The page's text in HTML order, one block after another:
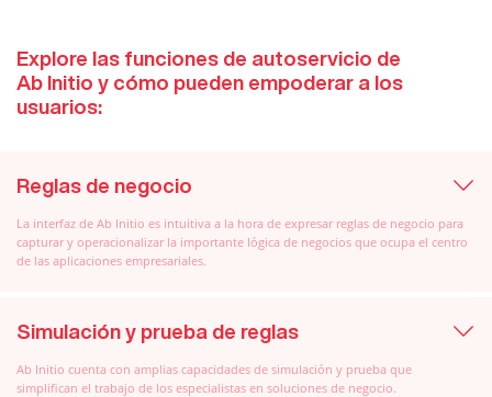
Explore las funciones de autoservicio de
Ab Initio y cómo pueden empoderar a los
usuarios:
Reglas de negocio
La interfaz de Ab Initio es intuitiva a la hora de expresar reglas de negocio para
capturar y operacionalizar la importante lógica de negocios que ocupa el centro
de las aplicaciones empresariales.
Simulación y prueba de reglas
Ab Initio cuenta con amplias capacidades de simulación y prueba que
simplifican el trabajo de los especialistas en soluciones de negocio.